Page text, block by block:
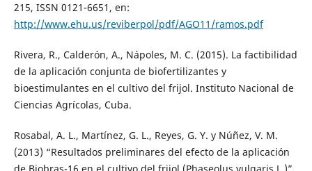
215, ISSN 0121-6651, en:
http://www.ehu.us/reviberpol/pdf/AGO11/ramos.pdf
Rivera, R., Calderón, A., Nápoles, M. C. (2015). La factibilidad
de la aplicación conjunta de biofertilizantes y
bioestimulantes en el cultivo del frijol. Instituto Nacional de
Ciencias Agrícolas, Cuba.
Rosabal, A. L., Martínez, G. L., Reyes, G. Y. y Núñez, V. M.
(2013) “Resultados preliminares del efecto de la aplicación